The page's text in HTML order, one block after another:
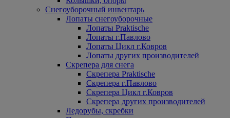
Снегоуборочный инвентарь
Лопаты снегоуборочные
Лопаты Praktische
Лопаты г.Павлово
Лопаты Цикл г.Ковров
Лопаты других производителей
Скрепера для снега
Скрепера Praktische
Скрепера г.Павлово
Скрепера Цикл г.Ковров
Скрепера других производителей
Ледорубы, скребки